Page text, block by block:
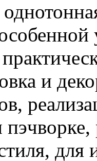
и
для